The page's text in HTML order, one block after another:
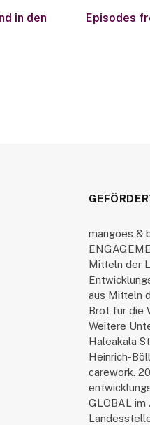
in den
Episodes
mangoes &
Mitteln der
aus Mitteln
Brot für die
Weitere
Haleakala
Heinrich-
carework.
GLOBAL